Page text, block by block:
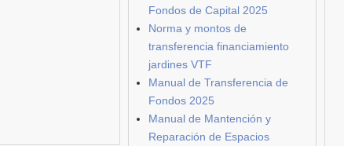
Fondos de Capital 2025
Norma y montos de
transferencia financiamiento
jardines VTF
Manual de Transferencia de
Fondos 2025
Manual de Mantención y
Reparación de Espacios